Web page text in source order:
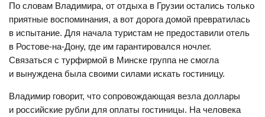
По словам Владимира, от отдыха в Грузии остались только
приятные воспоминания, а вот дорога домой превратилась
в испытание. Для начала туристам не предоставили отель
в Ростове-на-Дону, где им гарантировался ночлег.
Связаться с турфирмой в Минске группа не смогла
и вынуждена была своими силами искать гостиницу.
Владимир говорит, что сопровождающая везла доллары
и российские рубли для оплаты гостиницы. На человека